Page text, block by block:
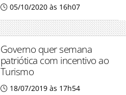
05/10/2020 às 16h07
Governo quer semana
patriótica com incentivo ao
Turismo
18/07/2019 às 17h54